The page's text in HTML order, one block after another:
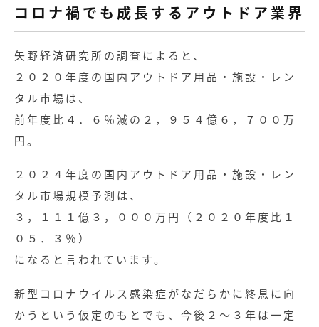
コロナ禍でも成長するアウトドア業界
矢野経済研究所の調査によると、
２０２０年度の国内アウトドア用品・施設・レン
タル市場は、
前年度比４．６％減の２，９５４億６，７００万
円。
２０２４年度の国内アウトドア用品・施設・レン
タル市場規模予測は、
３，１１１億３，０００万円（２０２０年度比１
０５．３％）
になると言われています。
新型コロナウイルス感染症がなだらかに終息に向
かうという仮定のもとでも、今後２～３年は一定